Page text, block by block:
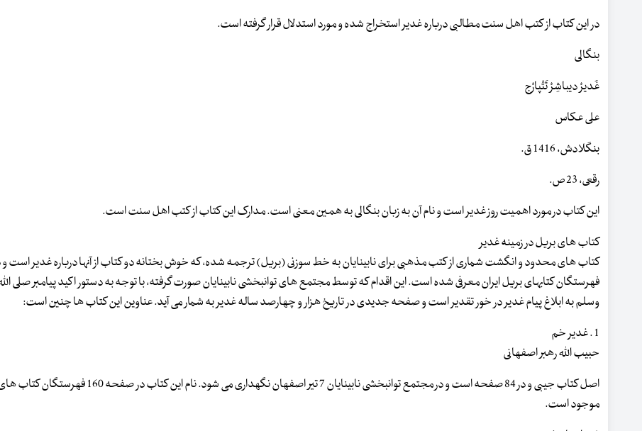
در این کتاب از کتب اهل سنت مطالبی درباره غدیر استخراج شده و مورد استدلال قرار گرفته است.
بنگالی
غَدیرْ دیباشِرْ تَتْپارْج
علی عکاس
بنگلادش، 1416 ق.
رقعی، 23 ص.
این کتاب در مورد اهمیت روز غدیر است و نام آن به زبان بنگالی به همین معنی است. مدارک این کتاب از کتب اهل سنت است.
کتاب های بریل در زمینه غدیر
کتاب های محدود و انگشت شماری از کتب مذهبی برای نابینایان به خط سوزنی (بریل) ترجمه شده، که خوش بختانه دو کتاب از آنها درباره غدیر است و
فهرستگان کتابهای بریل ایران معرفی شده است. این اقدام که توسط مجتمع های توانبخشی نابینایان صورت گرفته، با توجه به دستور اکید پیامبر صلی
وسلم به ابلاغ پیام غدیر در خور تقدیر است و صفحه جدیدی در تاریخ هزار و چهارصد ساله غدیر به شمار می آید. عناوین این کتاب ها چنین است:
1 . غدیر خم
حبیب اللّه رهبر اصفهانی
اصل کتاب جیبی و در 84 صفحه است و در مجتمع توانبخشی نابینایان 7 تیر اصفهان نگهداری می شود.
موجود است.